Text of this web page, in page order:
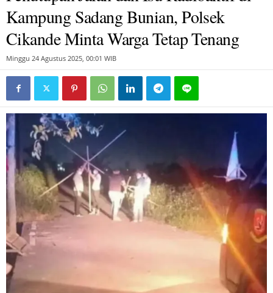
Kampung Sadang Bunian, Polsek
Cikande Minta Warga Tetap Tenang
Minggu 24 Agustus 2025, 00:01 WIB